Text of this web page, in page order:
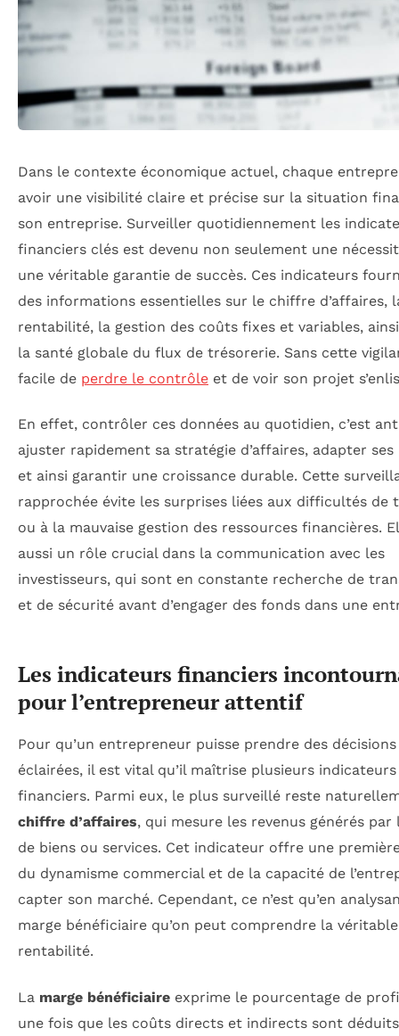
Dans le contexte économique actuel, chaque
avoir une visibilité claire et précise sur la situation
son entreprise. Surveiller quotidiennement les
financiers clés est devenu non seulement une
une véritable garantie de succès. Ces indicateurs
des informations essentielles sur le chiffre d’affaires,
rentabilité, la gestion des coûts fixes et variables,
la santé globale du flux de trésorerie. Sans cette
facile de perdre le contrôle et de voir son projet
En effet, contrôler ces données au quotidien, c’est
ajuster rapidement sa stratégie d’affaires, adapter ses
et ainsi garantir une croissance durable. Cette
rapprochée évite les surprises liées aux difficultés de
ou à la mauvaise gestion des ressources financières.
aussi un rôle crucial dans la communication avec les
investisseurs, qui sont en constante recherche de
et de sécurité avant d’engager des fonds dans une
Les indicateurs financiers
pour l’entrepreneur attentif
Pour qu’un entrepreneur puisse prendre des décisions
éclairées, il est vital qu’il maîtrise plusieurs indicateurs
financiers. Parmi eux, le plus surveillé reste
chiffre d’affaires, qui mesure les revenus générés par
de biens ou services. Cet indicateur offre une
du dynamisme commercial et de la capacité de
capter son marché. Cependant, ce n’est qu’en
marge bénéficiaire qu’on peut comprendre la véritable
rentabilité.
La marge bénéficiaire exprime le pourcentage de
une fois que les coûts directs et indirects sont